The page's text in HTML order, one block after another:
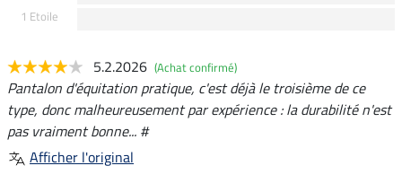
1 Etoile
5.2.2026 (Achat confirmé)
Pantalon d'équitation pratique, c'est déjà le troisième de ce
type, donc malheureusement par expérience : la durabilité n'est
pas vraiment bonne... #
Afficher l'original